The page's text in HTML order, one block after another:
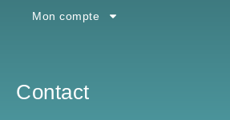
Mon compte
Contact